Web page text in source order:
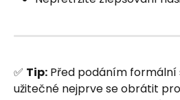
✅ Tip: Před podáním
užitečné nejprve se obrátit